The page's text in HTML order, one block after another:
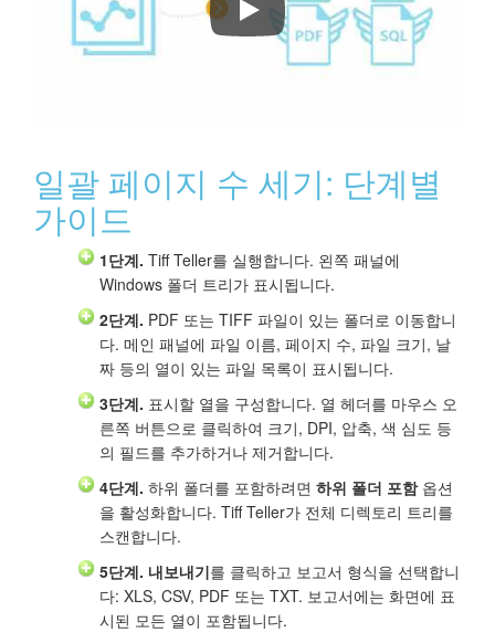
Tiff Teller는 TIFF 및 PDF 파일의
일괄 페이지 수 세기: 단계별
가이드
1단계. Tiff Teller를 실행합니다. 왼쪽 패널에
Windows 폴더 트리가 표시됩니다.
2단계. PDF 또는 TIFF 파일이 있는 폴더로 이동합니
다. 메인 패널에 파일 이름, 페이지 수, 파일 크기, 날
짜 등의 열이 있는 파일 목록이 표시됩니다.
3단계. 표시할 열을 구성합니다. 열 헤더를 마우스 오
른쪽 버튼으로 클릭하여 크기, DPI, 압축, 색 심도 등
의 필드를 추가하거나 제거합니다.
4단계. 하위 폴더를 포함하려면 하위 폴더 포함옵션
을 활성화합니다. Tiff Teller가 전체 디렉토리 트리를
스캔합니다.
5단계. 내보내기를 클릭하고 보고서 형식을 선택합니
다: XLS, CSV, PDF 또는 TXT. 보고서에는 화면에 표
시된 모든 열이 포함됩니다.